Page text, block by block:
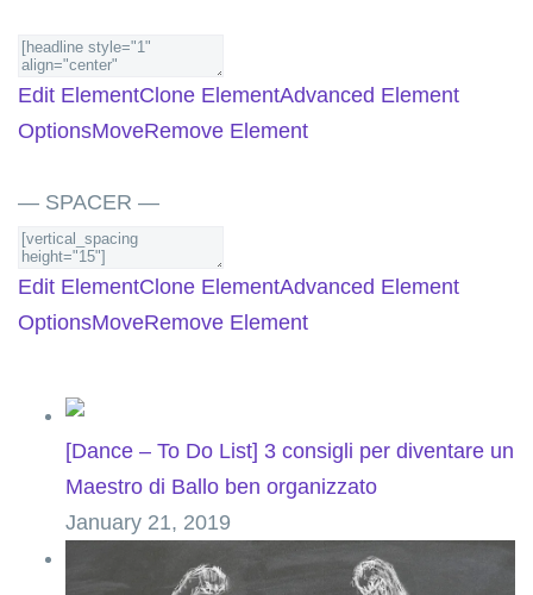
Edit ElementClone ElementAdvanced Element
OptionsMoveRemove Element
— SPACER —
Edit ElementClone ElementAdvanced Element
OptionsMoveRemove Element
[Dance – To Do List] 3 consigli per diventare un
Maestro di Ballo ben organizzato
January 21, 2019